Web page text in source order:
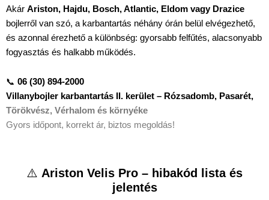
Akár Ariston, Hajdu, Bosch, Atlantic, Eldom vagy Drazice
bojlerről van szó, a karbantartás néhány órán belül elvégezhető,
és azonnal érezhető a különbség: gyorsabb felfűtés, alacsonyabb
fogyasztás és halkabb működés.
📞 06 (30) 894-2000
Villanybojler karbantartás II. kerület – Rózsadomb, Pasarét,
Törökvész, Vérhalom és környéke
Gyors időpont, korrekt ár, biztos megoldás!
⚠️ Ariston Velis Pro – hibakód lista és
jelentés